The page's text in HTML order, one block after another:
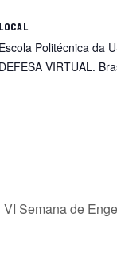
LOCAL
Escola Politécnica da
DEFESA VIRTUAL.
VI Semana de